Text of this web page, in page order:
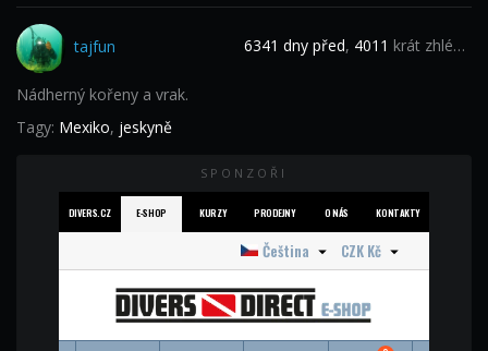
tajfun 6341 dny před, 4011 krát zhlédnuto
Nádherný kořeny a vrak.
Tagy: Mexiko, jeskyně
SPONZOŘI